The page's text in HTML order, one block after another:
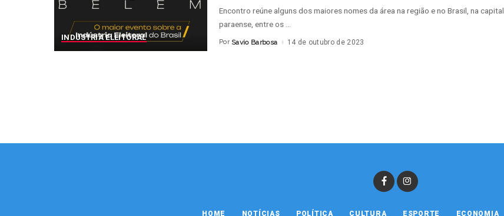
INDÚSTRIA ELEITORAL
Encontro reúne alguns dos maiores nomes da área na região e no Brasil, na capital
paraense, entre os
Posted
Por Savio Barbosa 14 de outubro de 2023
HOME NOTÍCIAS POLÍTICA CULTURA ESPORTE ECONOMIA